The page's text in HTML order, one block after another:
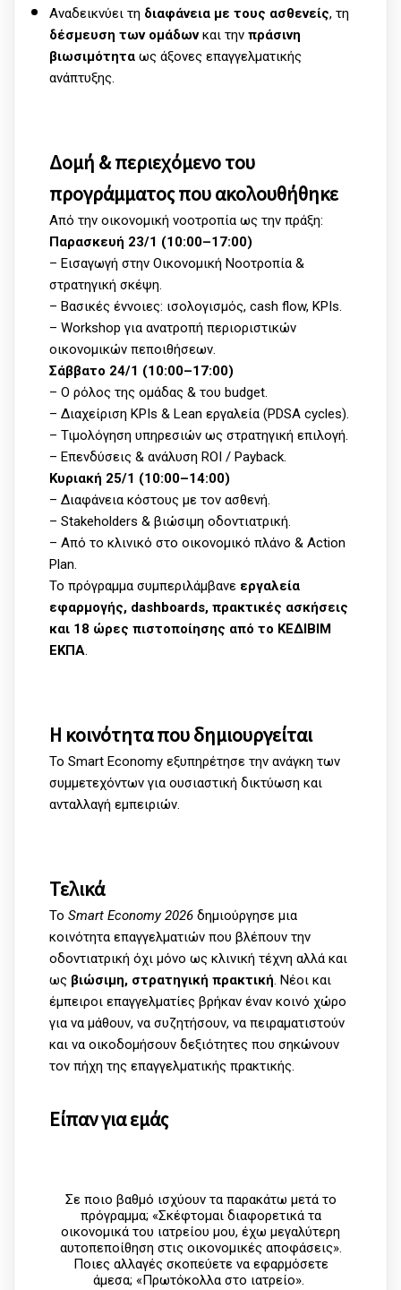
Αναδεικνύει τη διαφάνεια με τους ασθενείς, τη
δέσμευση των ομάδωνκαι την πράσινη
βιωσιμότητα ως άξονες επαγγελματικής
ανάπτυξης.
Δομή & περιεχόμενο του
προγράμματος που ακολουθήθηκε
Από την οικονομική νοοτροπία ως την πράξη:
Παρασκευή 23/1 (10:00–17:00)
– Εισαγωγή στην Οικονομική Νοοτροπία &
στρατηγική σκέψη.
– Βασικές έννοιες: ισολογισμός, cash flow, KPIs.
– Workshop για ανατροπή περιοριστικών
οικονομικών πεποιθήσεων.
Σάββατο 24/1 (10:00–17:00)
– Ο ρόλος της ομάδας & του budget.
– Διαχείριση KPIs & Lean εργαλεία (PDSA cycles).
– Τιμολόγηση υπηρεσιών ως στρατηγική επιλογή.
– Επενδύσεις & ανάλυση ROI / Payback.
Κυριακή 25/1 (10:00–14:00)
– Διαφάνεια κόστους με τον ασθενή.
– Stakeholders & βιώσιμη οδοντιατρική.
– Από το κλινικό στο οικονομικό πλάνο & Action
Plan.
Το πρόγραμμα συμπεριλάμβανε εργαλεία
εφαρμογής, dashboards, πρακτικές ασκήσεις
και 18 ώρες πιστοποίησης από το ΚΕΔΙΒΙΜ
ΕΚΠΑ.
Η κοινότητα που δημιουργείται
Το Smart Economy εξυπηρέτησε την ανάγκη των
συμμετεχόντων για ουσιαστική δικτύωση και
ανταλλαγή εμπειριών.
Τελικά
Το Smart Economy 2026 δημιούργησε μια
κοινότητα επαγγελματιών που βλέπουν την
οδοντιατρική όχι μόνο ως κλινική τέχνη αλλά και
ως βιώσιμη, στρατηγική πρακτική. Νέοι και
έμπειροι επαγγελματίες βρήκαν έναν κοινό χώρο
για να μάθουν, να συζητήσουν, να πειραματιστούν
και να οικοδομήσουν δεξιότητες που σηκώνουν
τον πήχη της επαγγελματικής πρακτικής.
Είπαν για εμάς
Σε ποιο βαθμό ισχύουν τα παρακάτω μετά το
πρόγραμμα; «Σκέφτομαι διαφορετικά τα
οικονομικά του ιατρείου μου, έχω μεγαλύτερη
αυτοπεποίθηση στις οικονομικές αποφάσεις».
Ποιες αλλαγές σκοπεύετε να εφαρμόσετε
άμεσα; «Πρωτόκολλα στο ιατρείο».